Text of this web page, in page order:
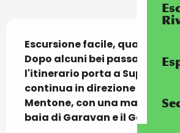
Descrizione
Escursione facile, quasi tutta
Dopo alcuni bei passaggi
l'itinerario porta a Super-
continua in direzione della
Mentone, con una magnifica
baia di Garavan e il Golfo della